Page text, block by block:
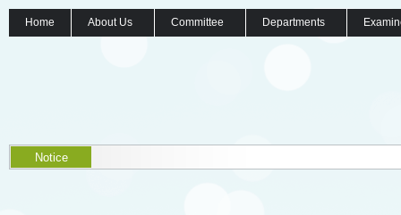
Home About Us Committee Departments
Notice